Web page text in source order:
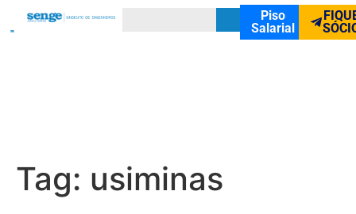
Piso
Salarial
Tag: usiminas